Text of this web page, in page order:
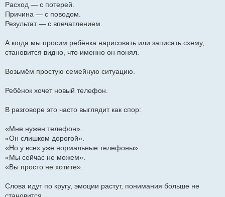
Расход — с потерей.
Причина — с поводом.
Результат — с впечатлением.
А когда мы просим ребёнка нарисовать или записать схему,
становится видно, что именно он понял.
Возьмём простую семейную ситуацию.
Ребёнок хочет новый телефон.
В разговоре это часто выглядит как спор:
«Мне нужен телефон».
«Он слишком дорогой».
«Но у всех уже нормальные телефоны».
«Мы сейчас не можем».
«Вы просто не хотите».
Слова идут по кругу, эмоции растут, понимания больше не